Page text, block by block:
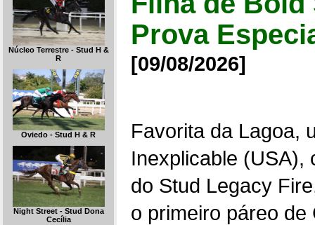
Núcleo Terrestre - Stud H &
R
Oviedo - Stud H & R
Night Street - Stud Dona
Cecília
Prova
[09/08/2026]
Favorita da Lagoa,
Inexplicable (USA),
do Stud Legacy
o primeiro páreo